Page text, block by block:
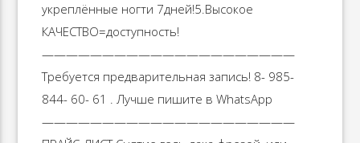
укреплённые ногти 7дней!5.Высокое
КАЧЕСТВО=доступность!
—————————————————————
Требуется предварительная запись! 8- 985-
844- 60- 61 . Лучше пишите в WhatsApp
—————————————————————